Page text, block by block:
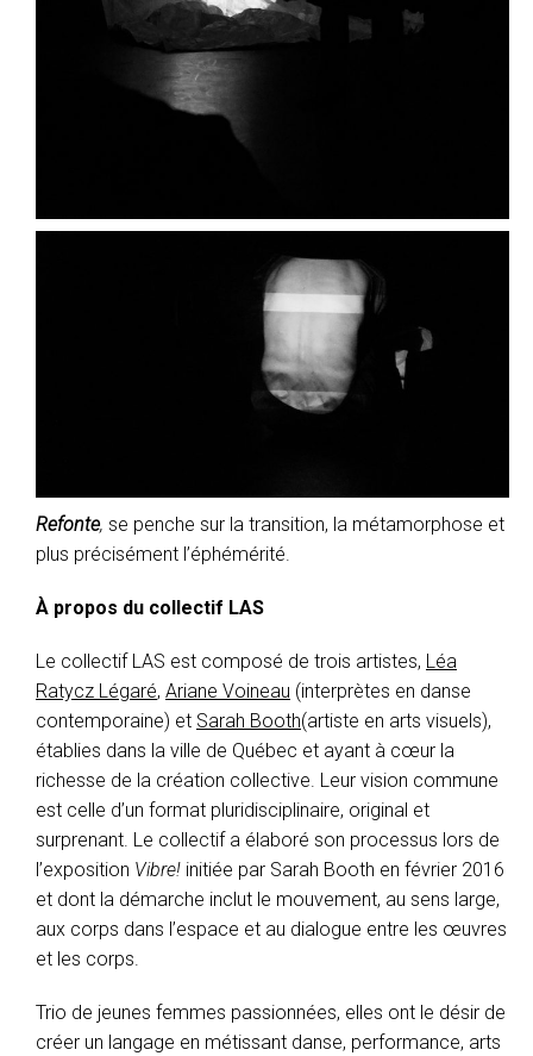
Refonte, se penche sur la transition, la métamorphose et
plus précisément l’éphémérité.
À propos du collectif LAS
Le collectif LAS est composé de trois artistes, Léa
Ratycz Légaré, Ariane Voineau (interprètes en danse
contemporaine) et Sarah Booth(artiste en arts visuels),
établies dans la ville de Québec et ayant à cœur la
richesse de la création collective. Leur vision commune
est celle d’un format pluridisciplinaire, original et
surprenant. Le collectif a élaboré son processus lors de
l’exposition Vibre! initiée par Sarah Booth en février 2016
et dont la démarche inclut le mouvement, au sens large,
aux corps dans l’espace et au dialogue entre les œuvres
et les corps.
Trio de jeunes femmes passionnées, elles ont le désir de
créer un langage en métissant danse, performance, arts